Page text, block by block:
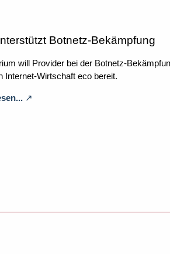
Botnetz-Bekämpfung
will Provider bei der Botnetz-
Internet-Wirtschaft eco bereit.